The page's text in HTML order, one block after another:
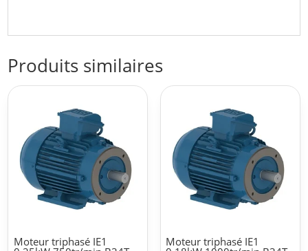
Produits similaires
Moteur triphasé IE1 Moteur triphasé IE1